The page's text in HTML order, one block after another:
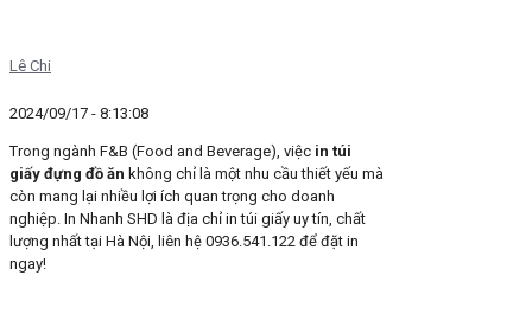
Lê Chi
2024/09/17 - 8:13:08
Trong ngành F&B (Food and Beverage), việc in túi
giấy đựng đồ ăn không chỉ là một nhu cầu thiết yếu mà
còn mang lại nhiều lợi ích quan trọng cho doanh
nghiệp. In Nhanh SHD là địa chỉ in túi giấy uy tín, chất
lượng nhất tại Hà Nội, liên hệ 0936.541.122 để đặt in
ngay!